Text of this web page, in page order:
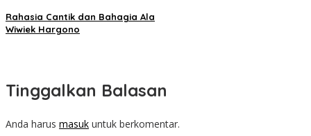
Rahasia Cantik dan Bahagia Ala
Wiwiek Hargono
Tinggalkan Balasan
Anda harus masuk untuk berkomentar.